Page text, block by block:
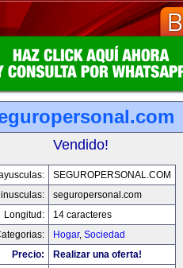
Vendido!
SEGUROPERSONAL.COM
seguropersonal.com
Longitud:
14 caracteres
Hogar, Sociedad
Precio:
Realizar una oferta!